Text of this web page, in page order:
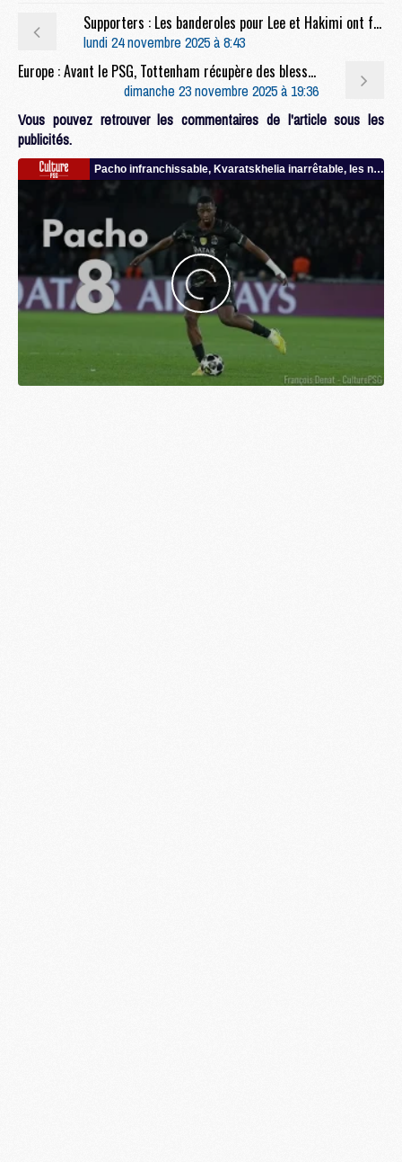
Supporters : Les banderoles pour Lee et Hakimi ont fait mouche
lundi 24 novembre 2025 à 8:43
Europe : Avant le PSG, Tottenham récupère des blessés mais prend une raclée
dimanche 23 novembre 2025 à 19:36
Vous pouvez retrouver les commentaires de l'article sous les
publicités.